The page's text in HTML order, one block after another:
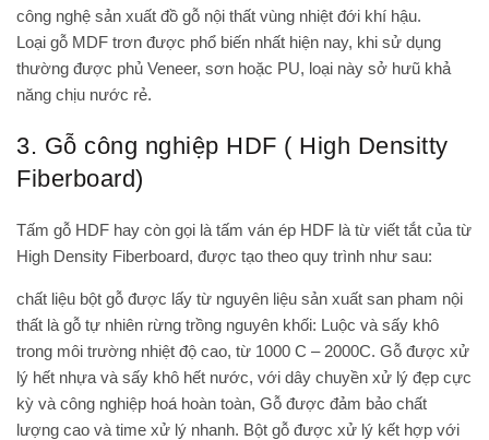
công nghệ sản xuất đồ gỗ nội thất vùng nhiệt đới khí hậu.
Loại gỗ MDF trơn được phổ biến nhất hiện nay, khi sử dụng
thường được phủ Veneer, sơn hoặc PU, loại này sở hưũ khả
năng chịu nước rẻ.
3. Gỗ công nghiệp HDF ( High Densitty
Fiberboard)
Tấm gỗ HDF hay còn gọi là tấm ván ép HDF là từ viết tắt của từ
High Density Fiberboard, được tạo theo quy trình như sau:
chất liệu bột gỗ được lấy từ nguyên liệu sản xuất san pham nội
thất là gỗ tự nhiên rừng trồng nguyên khối: Luộc và sấy khô
trong môi trường nhiệt độ cao, từ 1000 C – 2000C. Gỗ được xử
lý hết nhựa và sấy khô hết nước, với dây chuyền xử lý đẹp cực
kỳ và công nghiệp hoá hoàn toàn, Gỗ được đảm bảo chất
lượng cao và time xử lý nhanh. Bột gỗ được xử lý kết hợp với